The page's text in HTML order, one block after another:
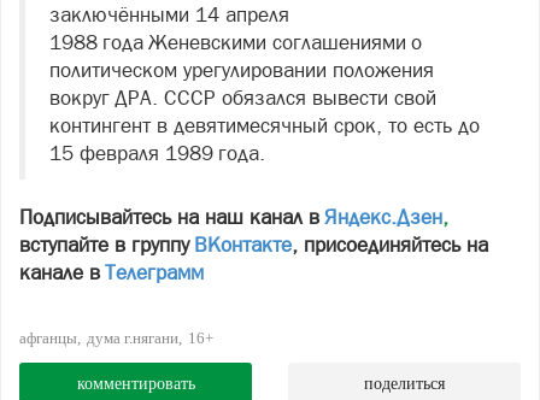
заключёнными 14 апреля
1988 года Женевскими соглашениями о
политическом урегулировании положения
вокруг ДРА. СССР обязался вывести свой
контингент в девятимесячный срок, то есть до
15 февраля 1989 года.
Подписывайтесь на наш канал в Яндекс.Дзен,
вступайте в группу ВКонтакте, присоединяйтесь на
канале в Телеграмм
афганцы дума г.нягани 16+
комментировать поделиться